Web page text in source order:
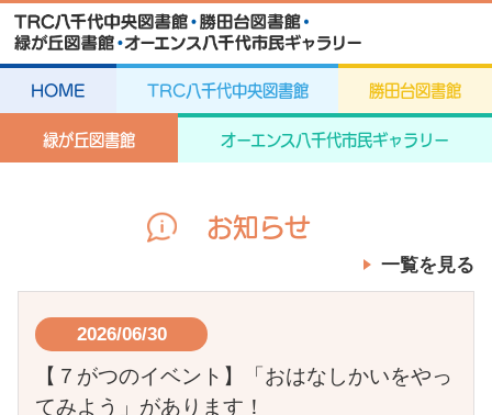
HOME TRC八千代中央図書館 勝田台図書館
緑が丘図書館 オーエンス八千代市民ギャラリー
お知らせ
一覧を見る
2026/06/30
【７がつのイベント】「おはなしかいをやっ
てみよう」があります！